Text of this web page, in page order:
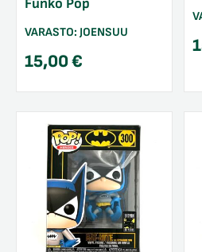
Funko Pop
VARASTO: JOENSUU
15,00€